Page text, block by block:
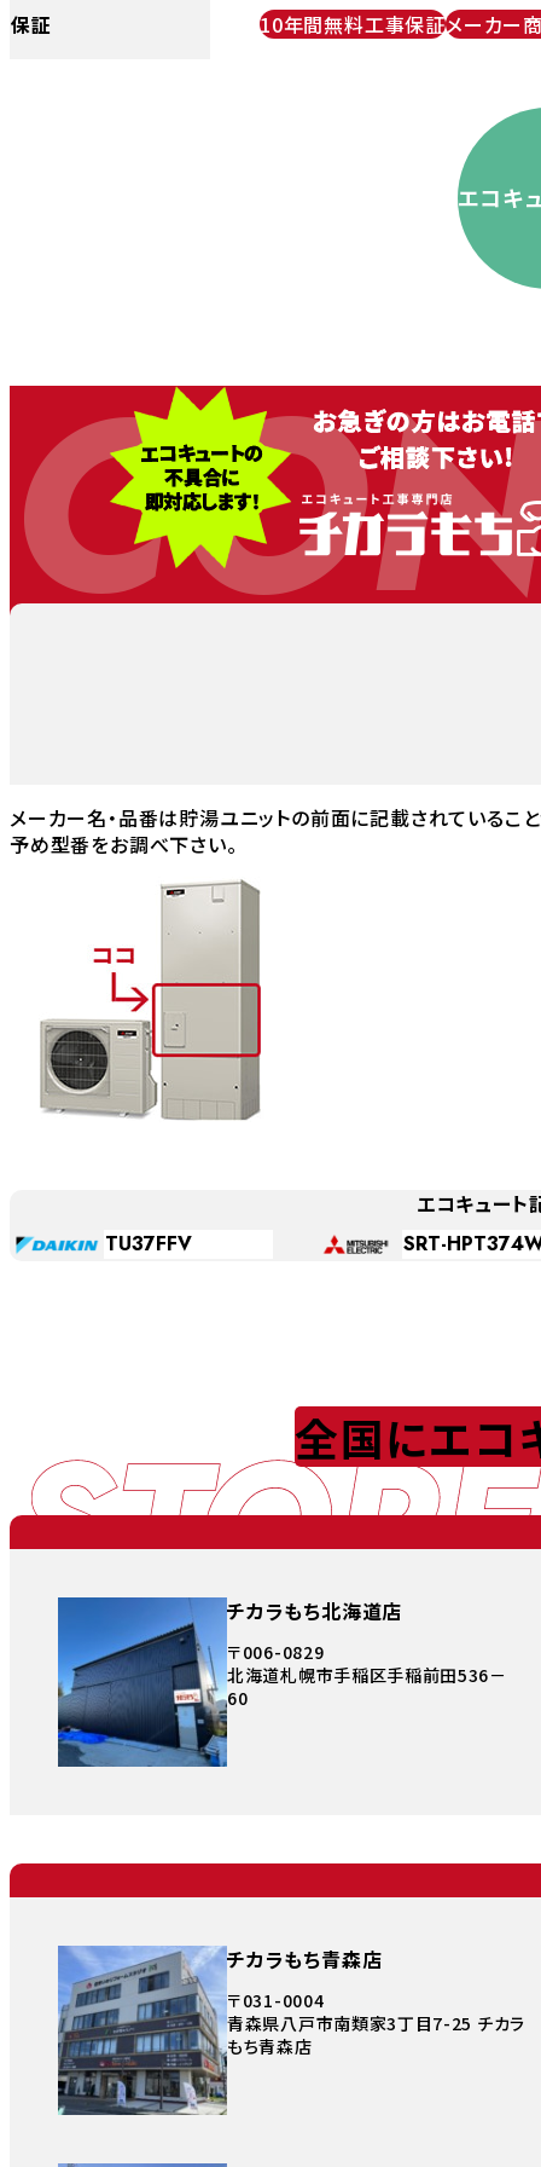
保証 10年間無料工事保証メーカー
エコキ
メーカー名・品番は貯湯ユニットの前面に記載されていること
予め型番をお調べ下さい。
エコキュート
TU37FFV SRT-
STORE
全国にエコ
チカラもち北海道店
〒006-0829
北海道札幌市手稲区手稲前田536－
60
チカラもち青森店
〒031-0004
青森県八戸市南類家3丁目7-25 チカラ
もち青森店